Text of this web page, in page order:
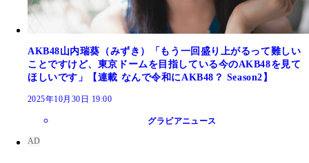
AKB48山内瑞葵（みずき）「もう一回盛り上がるって難しい
ことですけど、東京ドームを目指している今のAKB48を見て
ほしいです」【連載 なんで令和にAKB48？ Season2】
2025年10月30日 19:00
グラビアニュース